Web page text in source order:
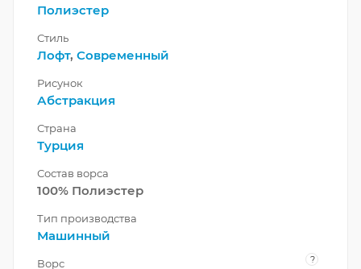
Полиэстер
Стиль
Лофт, Современный
Рисунок
Абстракция
Страна
Турция
Состав ворса
100% Полиэстер
Тип производства
Машинный
Ворс ?